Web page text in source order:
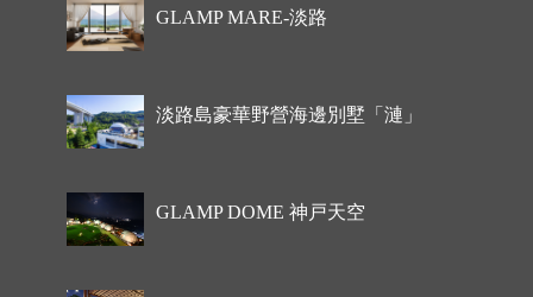
GLAMP MARE-淡路
淡路島豪華野營海邊別墅「漣」
GLAMP DOME 神戸天空